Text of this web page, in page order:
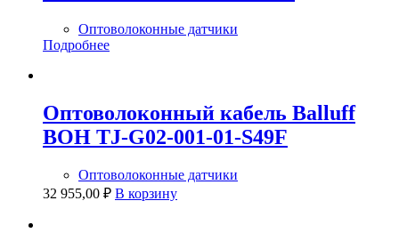
Оптоволоконные датчики
Подробнее
Оптоволоконный кабель Balluff
BOH TJ-G02-001-01-S49F
Оптоволоконные датчики
32 955,00 ₽ В корзину